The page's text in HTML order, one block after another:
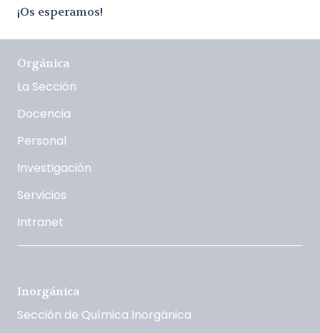
¡Os esperamos!
Orgánica
La Sección
Docencia
Personal
Investigación
Servicios
Intranet
Inorgánica
Sección de Química Inorgánica